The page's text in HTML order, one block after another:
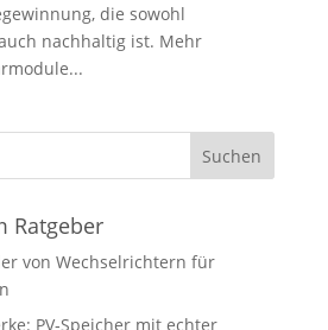
die sowohl
nachhaltig ist. Mehr
Suchen
Ratgeber
von Wechselrichtern für
PV‑Speicher mit echter